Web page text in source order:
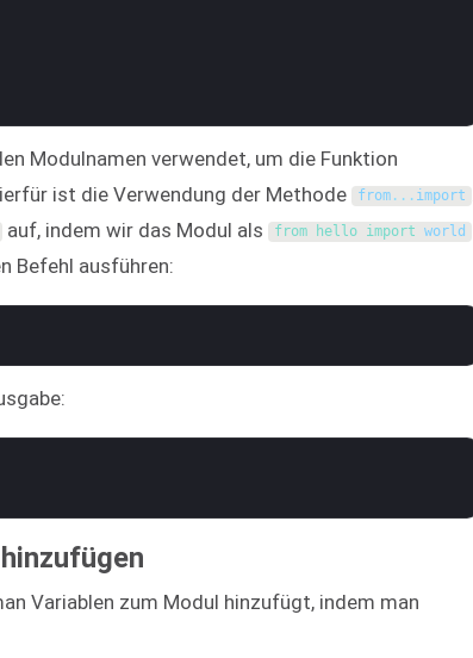
Modulnamen verwendet, um die Funktion
ist die Verwendung der Methode from . . . import .
auf, indem wir das Modul als from hello import world
Befehl ausführen:
Variablen zum Modul hinzufügt, indem man